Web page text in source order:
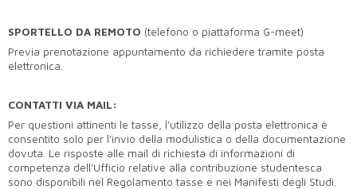
SPORTELLO DA REMOTO (telefono o piattaforma G-meet)
Previa prenotazione appuntamento da richiedere tramite posta
elettronica.
CONTATTI VIA MAIL:
Per questioni attinenti le tasse, l'utilizzo della posta elettronica è
consentito solo per l'invio della modulistica o della documentazione
dovuta. Le risposte alle mail di richiesta di informazioni di
competenza dell'Ufficio relative alla contribuzione studentesca
sono disponibili nel Regolamento tasse e nei Manifesti degli Studi.